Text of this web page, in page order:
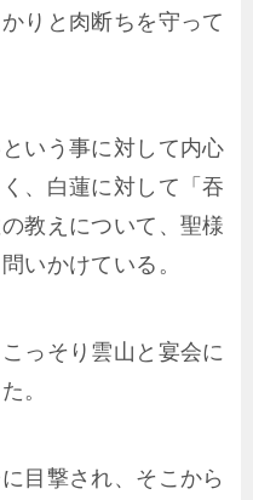
りと肉断ちを守って
いう事に対して内心
、白蓮に対して「吞
教えについて、聖様
いかけている。
っそり雲山と宴会に
。
目撃され、そこから